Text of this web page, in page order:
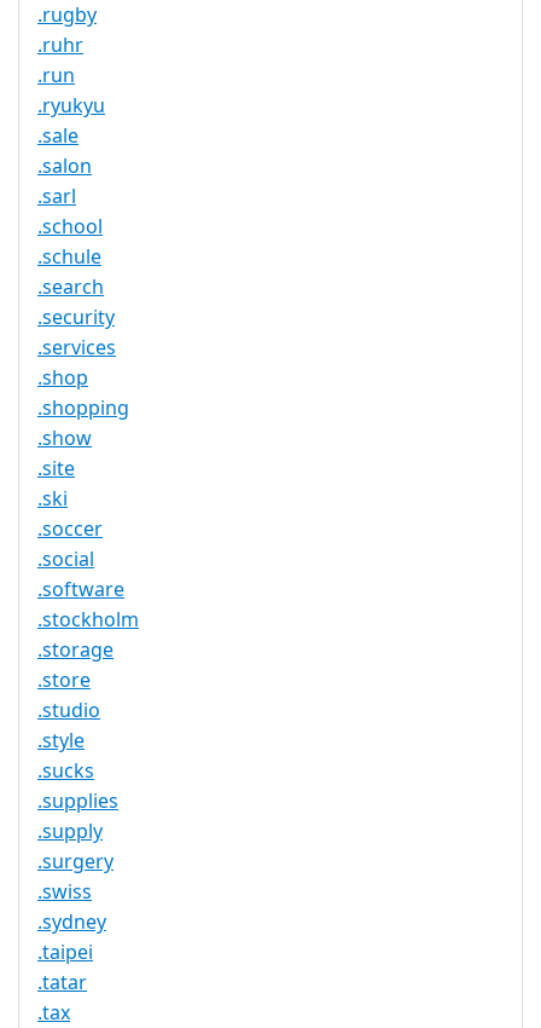
.rugby
.ruhr
.run
.ryukyu
.sale
.salon
.sarl
.school
.schule
.search
.security
.services
.shop
.shopping
.show
.site
.ski
.soccer
.social
.software
.stockholm
.storage
.store
.studio
.style
.sucks
.supplies
.supply
.surgery
.swiss
.sydney
.taipei
.tatar
.tax